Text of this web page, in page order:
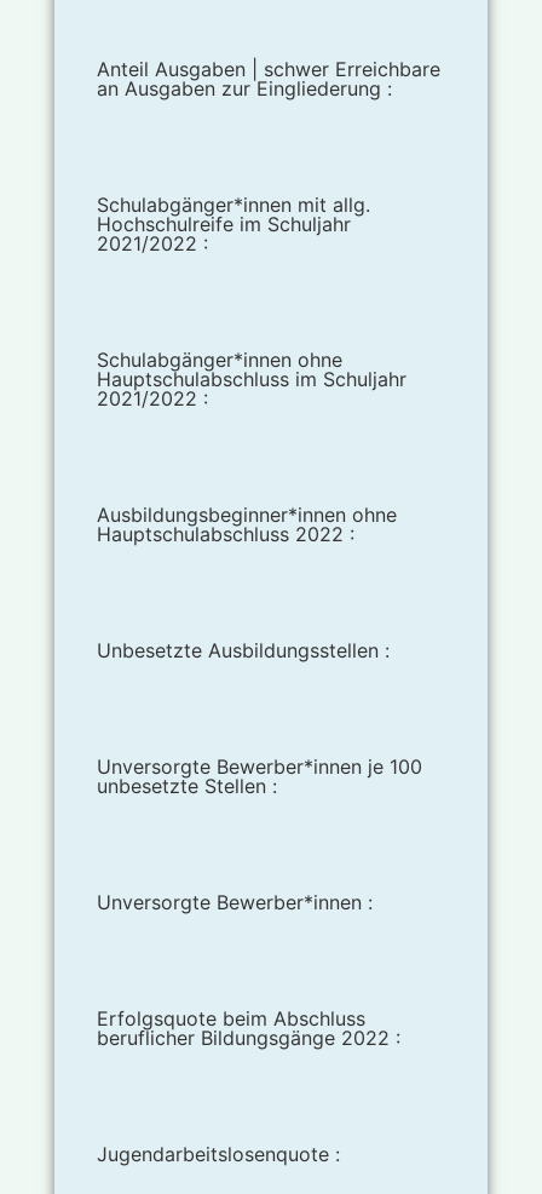
Anteil Ausgaben | schwer Erreichbare
an Ausgaben zur Eingliederung :
Schulabgänger*innen mit allg.
Hochschulreife im Schuljahr
2021/2022 :
Schulabgänger*innen ohne
Hauptschulabschluss im Schuljahr
2021/2022 :
Ausbildungsbeginner*innen ohne
Hauptschulabschluss 2022 :
Unbesetzte Ausbildungsstellen :
Unversorgte Bewerber*innen je 100
unbesetzte Stellen :
Unversorgte Bewerber*innen :
Erfolgsquote beim Abschluss
beruflicher Bildungsgänge 2022 :
Jugendarbeitslosenquote :